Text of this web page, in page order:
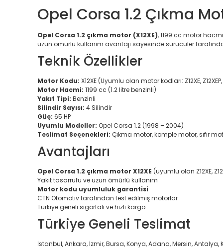
Opel Corsa 1.2 Çıkma
Opel Corsa 1.2 çıkma motor (X12XE), 1199 cc motor
uzun ömürlü kullanım avantajı sayesinde sürücüler
Teknik Özellikler
Motor Kodu: X12XE (Uyumlu olan motor kodları: Z12XE, Z12XEP,
Motor Hacmi: 1199 cc (1.2 litre benzinli)
Yakıt Tipi: Benzinli
Silindir Sayısı: 4 Silindir
Güç: 65 HP
Uyumlu Modeller: Opel Corsa 1.2 (1998 – 2004)
Teslimat Seçenekleri: Çıkma motor, komple motor, sıfır
Avantajları
Opel Corsa 1.2 çıkma motor X12XE (uyumlu olan Z12XE,
Yakıt tasarrufu ve uzun ömürlü kullanım
Motor kodu uyumluluk garantisi
CTN Otomotiv tarafından test edilmiş motorlar
Türkiye geneli sigortalı ve hızlı kargo
Türkiye Geneli Teslimat
İstanbul, Ankara, İzmir, Bursa, Konya, Adana, Mersin,